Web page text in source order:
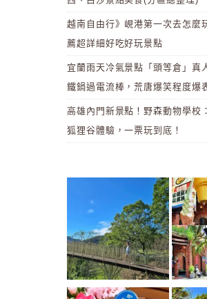
越南自由行》峴港第一次去怎麼
薦超詳細好吃好玩景點
宜蘭雨天冷氣景點「頭等倉」真
鐵鍋過電流棒，荒唐爆笑程度爆
高雄內門新景點！野森動物學校
狐狸谷體驗，一票玩到底！